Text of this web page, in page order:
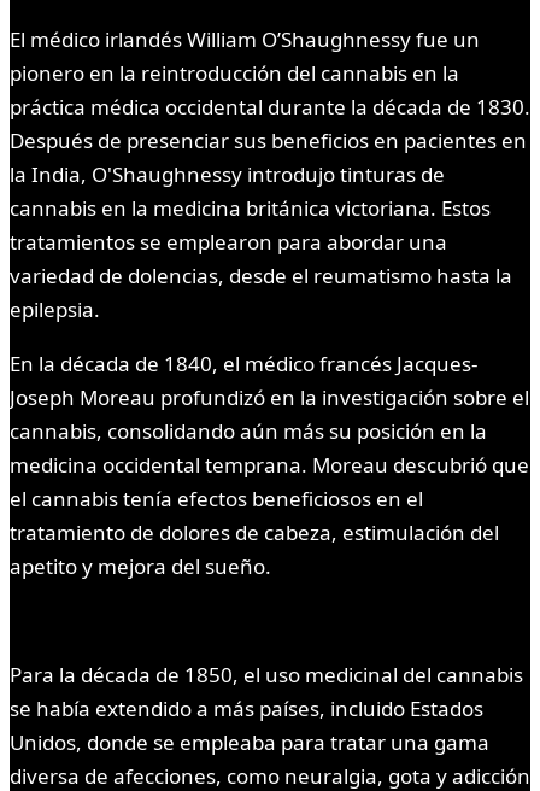
El médico irlandés William O’Shaughnessy fue un
pionero en la reintroducción del cannabis en la
práctica médica occidental durante la década de 1830.
Después de presenciar sus beneficios en pacientes en
la India, O'Shaughnessy introdujo tinturas de
cannabis en la medicina británica victoriana. Estos
tratamientos se emplearon para abordar una
variedad de dolencias, desde el reumatismo hasta la
epilepsia.
En la década de 1840, el médico francés Jacques-
Joseph Moreau profundizó en la investigación sobre el
cannabis, consolidando aún más su posición en la
medicina occidental temprana. Moreau descubrió que
el cannabis tenía efectos beneficiosos en el
tratamiento de dolores de cabeza, estimulación del
apetito y mejora del sueño.
Para la década de 1850, el uso medicinal del cannabis
se había extendido a más países, incluido Estados
Unidos, donde se empleaba para tratar una gama
diversa de afecciones, como neuralgia, gota y adicción